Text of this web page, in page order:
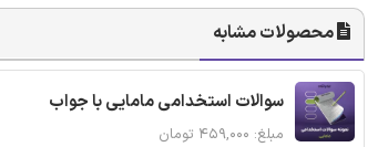
محصولات مشابه
سوالات استخدامی مامایی با جواب
مبلغ: ۴۵۹,۰۰۰ تومان